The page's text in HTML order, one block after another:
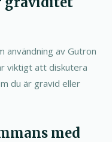
användning av Gutron
viktigt att diskutera
du är gravid eller
med